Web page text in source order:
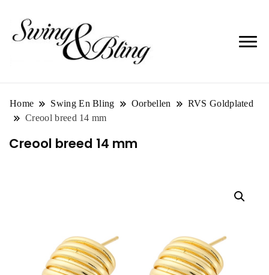
Home Swing En Bling Oorbellen
RVS Goldplated
Creool breed 14 mm
Creool breed 14 mm